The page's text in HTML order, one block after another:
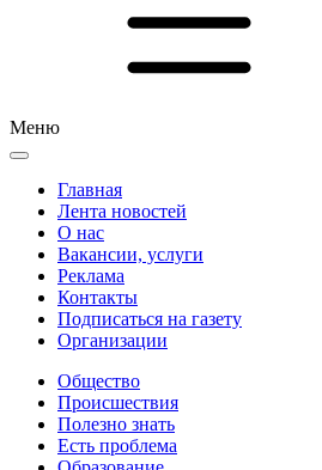
Меню
Главная
Лента новостей
О нас
Вакансии, услуги
Реклама
Контакты
Подписаться на газету
Организации
Общество
Происшествия
Полезно знать
Есть проблема